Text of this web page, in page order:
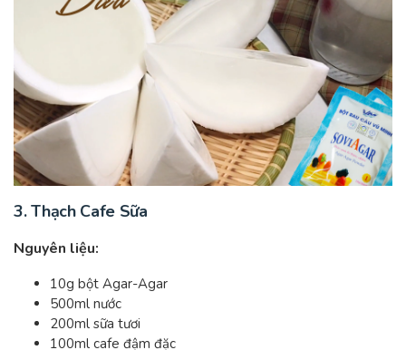
3. Thạch Cafe Sữa
Nguyên liệu:
10g bột Agar-Agar
500ml nước
200ml sữa tươi
100ml cafe đậm đặc